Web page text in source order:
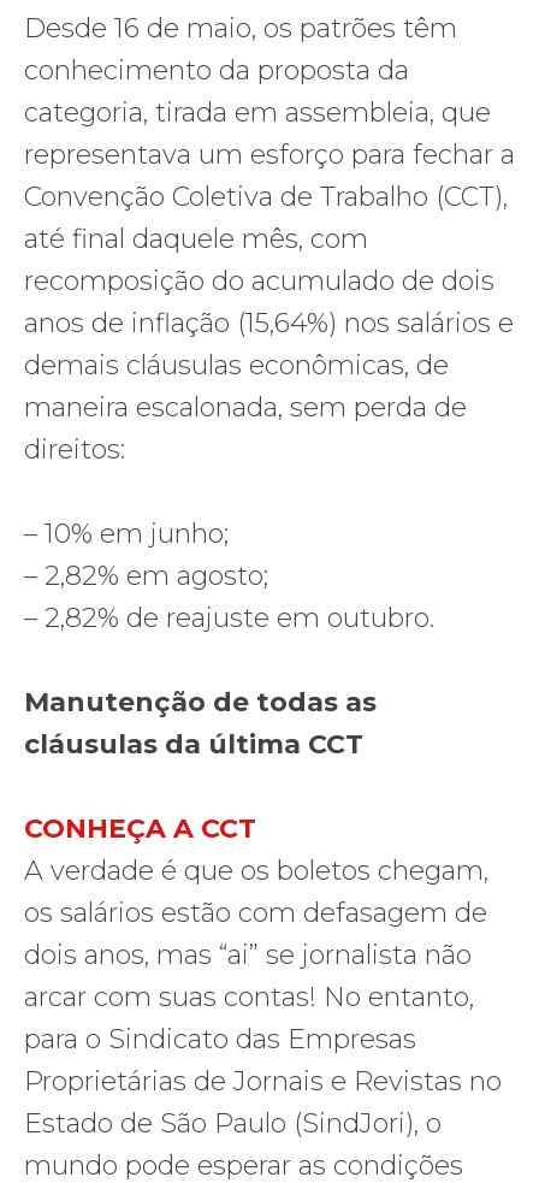
Desde 16 de maio, os patrões têm
conhecimento da proposta da
categoria, tirada em assembleia, que
representava um esforço para fechar a
Convenção Coletiva de Trabalho (CCT),
até final daquele mês, com
recomposição do acumulado de dois
anos de inflação (15,64%) nos salários e
demais cláusulas econômicas, de
maneira escalonada, sem perda de
direitos:
– 10% em junho;
– 2,82% em agosto;
– 2,82% de reajuste em outubro.
Manutenção de todas as
cláusulas da última CCT
CONHEÇA A CCT
A verdade é que os boletos chegam,
os salários estão com defasagem de
dois anos, mas “ai” se jornalista não
arcar com suas contas! No entanto,
para o Sindicato das Empresas
Proprietárias de Jornais e Revistas no
Estado de São Paulo (SindJori), o
mundo pode esperar as condições